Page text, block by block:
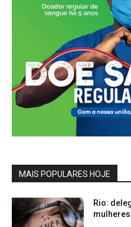
MAIS POPULARES HOJE
Rio: